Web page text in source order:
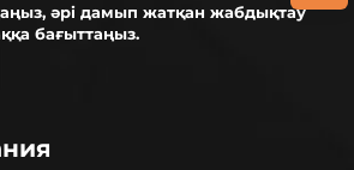
әрі дамып жатқан жабдықтау
бағыттаңыз.